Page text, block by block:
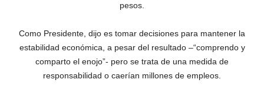
pesos.
Como Presidente, dijo es tomar decisiones para mantener la
estabilidad económica, a pesar del resultado –“comprendo y
comparto el enojo”- pero se trata de una medida de
responsabilidad o caerían millones de empleos.